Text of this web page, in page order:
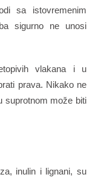
sa istovremenim
sigurno ne unosi
vlakana i u
prava. Nikako ne
suprotnom može biti
inulin i lignani, su